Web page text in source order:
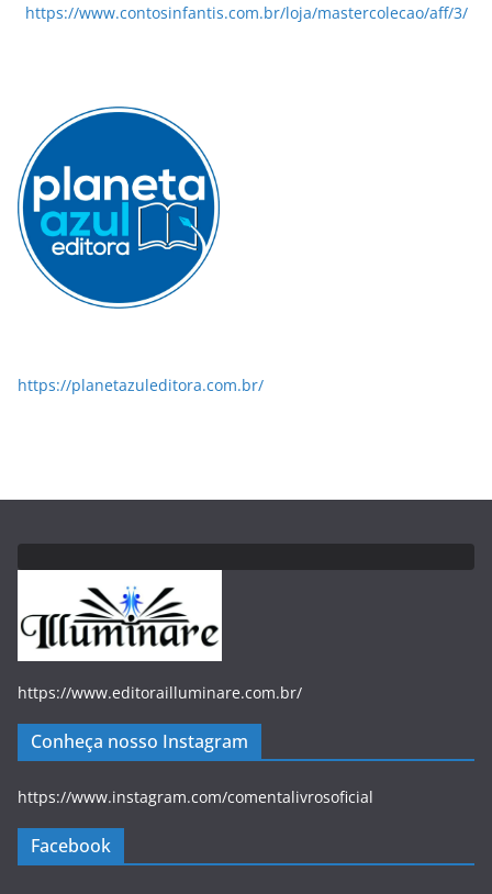
https://www.contosinfantis.com.br/loja/mastercolecao/aff/3/
https://planetazuleditora.com.br/
https://www.editorailluminare.com.br/
Conheça nosso Instagram
https://www.instagram.com/comentalivrosoficial
Facebook